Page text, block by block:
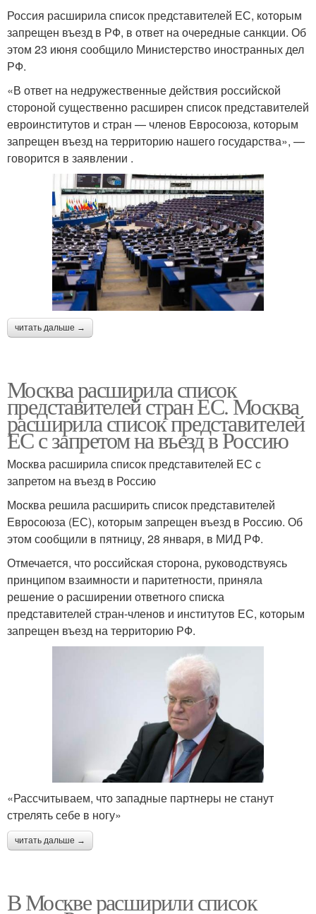
Россия расширила список представителей ЕС, которым
запрещен въезд в РФ, в ответ на очередные санкции. Об
этом 23 июня сообщило Министерство иностранных дел
РФ.
«В ответ на недружественные действия российской
стороной существенно расширен список представителей
евроинститутов и стран — членов Евросоюза, которым
запрещен въезд на территорию нашего государства», —
говорится в заявлении .
читать дальше →
Москва расширила список
представителей стран ЕС. Москва
расширила список представителей
ЕС с запретом на въезд в Россию
Москва расширила список представителей ЕС с
запретом на въезд в Россию
Москва решила расширить список представителей
Евросоюза (ЕС), которым запрещен въезд в Россию. Об
этом сообщили в пятницу, 28 января, в МИД РФ.
Отмечается, что российская сторона, руководствуясь
принципом взаимности и паритетности, приняла
решение о расширении ответного списка
представителей стран-членов и институтов ЕС, которым
запрещен въезд на территорию РФ.
«Рассчитываем, что западные партнеры не станут
стрелять себе в ногу»
читать дальше →
В Москве расширили список